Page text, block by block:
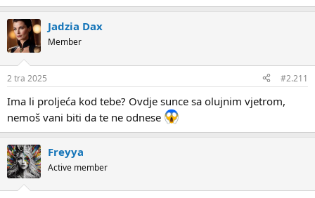
Jadzia Dax
Member
2 tra 2025 #2.211
Ima li proljeća kod tebe? Ovdje sunce sa olujnim vjetrom,
nemoš vani biti da te ne odnese
Freyya
Active member